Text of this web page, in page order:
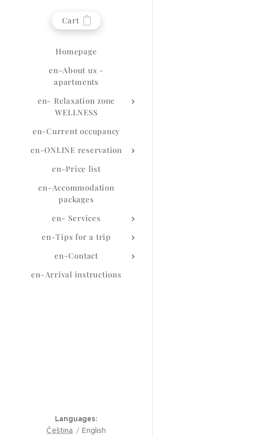
Cart
Homepage
en-About us -
apartments
en- Relaxation zone
WELLNESS
en-Current occupancy
en-ONLINE reservation
en-Price list
en-Accommodation
packages
en- Services
en-Tips for a trip
en-Contact
en-Arrival instructions
Languages
Čeština
English